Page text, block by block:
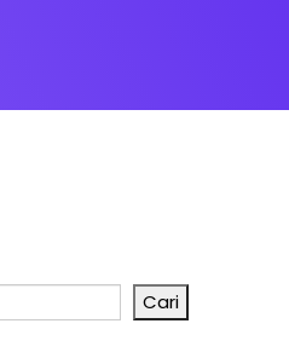
Mitra
Portal Berita
Cari